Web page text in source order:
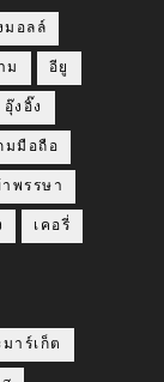
มอลล์
ม อียู
อุ๊งอิ๊ง
มมือถือ
าพรรษา
เคอรี่
มาร์เก็ต